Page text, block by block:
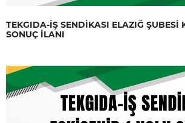
TEKGIDA-İŞ SENDİKASI ELAZIĞ ŞUBESİ
SONUÇ İLANI